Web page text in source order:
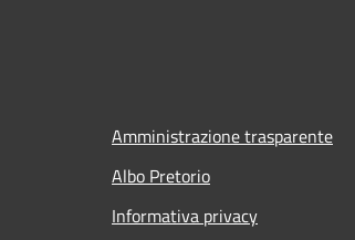
Amministrazione trasparente
Albo Pretorio
Informativa privacy